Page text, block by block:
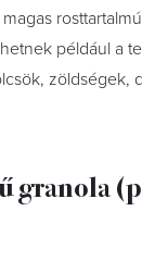
például a
zöldségek,
granola